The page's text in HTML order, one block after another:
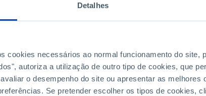
Detalhes
cookies necessários ao normal funcionamento do site,
autoriza a utilização de outro tipo de cookies, que
o desempenho do site ou apresentar as melhores
Se pretender escolher os tipos de cookies,